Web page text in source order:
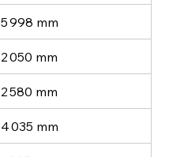
5 998 mm
2 050 mm
2 580 mm
4 035 mm